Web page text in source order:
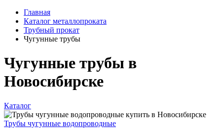
Главная
Каталог металлопроката
Трубный прокат
Чугунные трубы
Чугунные трубы в
Новосибирске
Каталог
Трубы чугунные водопроводные